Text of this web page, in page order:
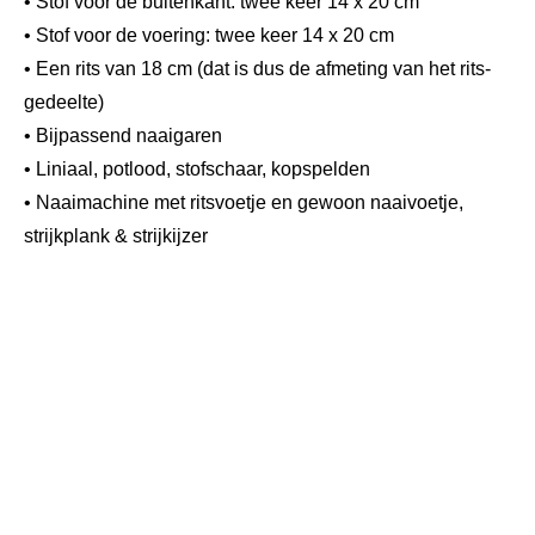
• Stof voor de voering: twee keer 14 x 20 cm
• Een rits van 18 cm (dat is dus de afmeting van het rits-
gedeelte)
• Bijpassend naaigaren
• Liniaal, potlood, stofschaar, kopspelden
• Naaimachine met ritsvoetje en gewoon naaivoetje,
strijkplank & strijkijzer